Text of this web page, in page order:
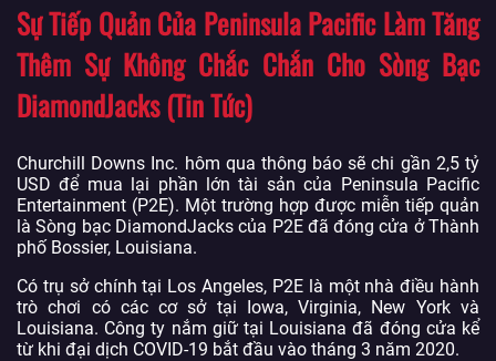
Sự Tiếp Quản Của Peninsula Pacific Làm Tăng
Thêm Sự Không Chắc Chắn Cho Sòng Bạc
DiamondJacks (Tin Tức)
Churchill Downs Inc. hôm qua thông báo sẽ chi gần 2,5 tỷ
USD để mua lại phần lớn tài sản của Peninsula Pacific
Entertainment (P2E). Một trường hợp được miễn tiếp quản
là Sòng bạc DiamondJacks của P2E đã đóng cửa ở Thành
phố Bossier, Louisiana.
Có trụ sở chính tại Los Angeles, P2E là một nhà điều hành
trò chơi có các cơ sở tại Iowa, Virginia, New York và
Louisiana. Công ty nắm giữ tại Louisiana đã đóng cửa kể
từ khi đại dịch COVID-19 bắt đầu vào tháng 3 năm 2020.